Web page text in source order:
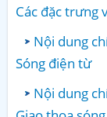
Các đặc trưng
Nội dung
Sóng điện từ
Nội dung